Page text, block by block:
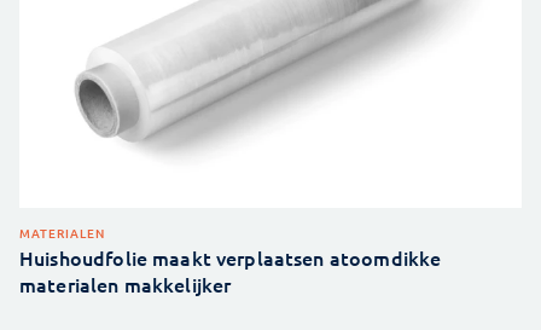
MATERIALEN
Huishoudfolie maakt verplaatsen atoomdikke
materialen makkelijker